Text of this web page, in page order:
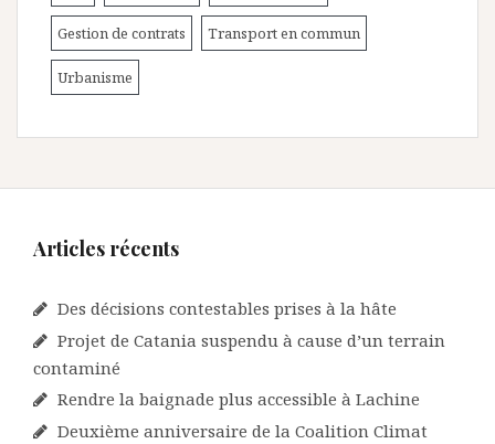
Gestion de contrats Transport en commun
Urbanisme
Articles récents
Des décisions contestables prises à la hâte
Projet de Catania suspendu à cause d’un terrain
contaminé
Rendre la baignade plus accessible à Lachine
Deuxième anniversaire de la Coalition Climat